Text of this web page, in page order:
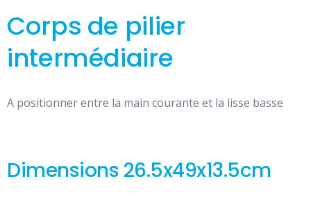
Corps de pilier
intermédiaire
A positionner entre la main courante et la lisse basse
Dimensions 26.5x49x13.5cm